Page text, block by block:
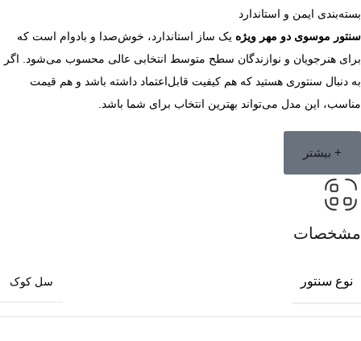
بسته‌بندی ایمن و استاندارد
سنتور موسوی دو مهر ویژه یک ساز استاندارد، خوش‌صدا و بادوام است که
برای هنرجویان و نوازندگان سطح متوسط انتخابی عالی محسوب می‌شود. اگر
به دنبال سنتوری هستید که هم کیفیت قابل‌اعتماد داشته باشد و هم قیمت
مناسب، این مدل می‌تواند بهترین انتخاب برای شما باشد.
+ بیشتر
مشخصات
نوع سنتور سل کوک